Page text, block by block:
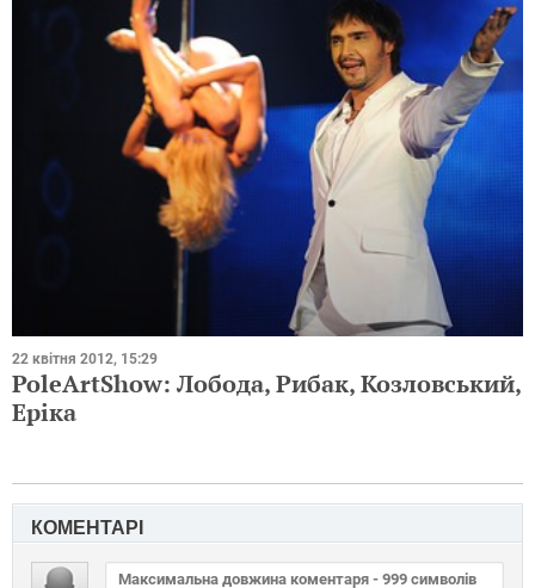
22 квітня 2012, 15:29
PoleArtShow: Лобода, Рибак, Козловський,
Еріка
КОМЕНТАРІ